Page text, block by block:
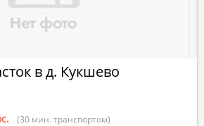
в д. Кукшево
(30 мин. транспортом)